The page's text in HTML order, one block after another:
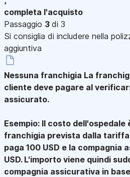
completa l'acquisto
Passaggio 3 di 3
Si consiglia di includere nella
aggiuntiva
Nessuna franchigia La
cliente deve pagare al
assicurato.
Esempio: Il costo dell'ospedale
franchigia prevista dalla tariffa
paga 100 USD e la compagnia
USD. L'importo viene quindi
compagnia assicurativa in